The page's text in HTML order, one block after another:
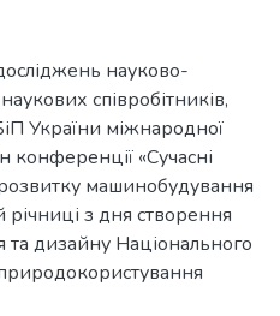
науково-
співробітників,
України міжнародної
конференції «Сучасні
машинобудування
з дня створення
дизайну Національного
природокористування